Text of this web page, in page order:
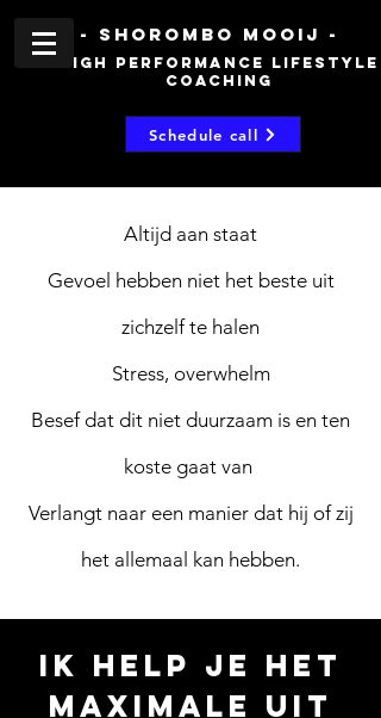
- shorombo mooij -
high performance lifestyle
coaching
Schedule call
Altijd aan staat
Gevoel hebben niet het beste uit
zichzelf te halen
Stress, overwhelm
Besef dat dit niet duurzaam is en ten
koste gaat van
Verlangt naar een manier dat hij of zij
het allemaal kan hebben.
Ik help je het
maximale uit